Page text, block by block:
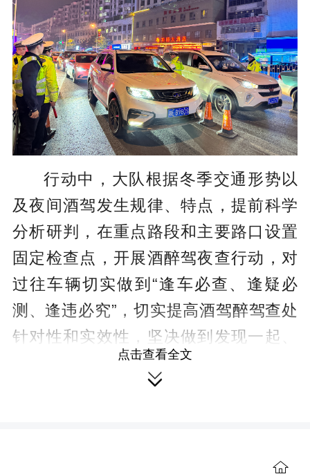
行动中，大队根据冬季交通形势以
及夜间酒驾发生规律、特点，提前科学
分析研判，在重点路段和主要路口设置
固定检查点，开展酒醉驾夜查行动，对
过往车辆切实做到“逢车必查、逢疑必
测、逢违必究”，切实提高酒驾醉驾查处
针对性和实效性，坚决做到发现一起、
严查一起，教育一起。同时积极做好驾
驶员的安全教育工作，告知驾驶人酒醉
治意识和文明交通意识，引导驾驶人自
点击查看全文
